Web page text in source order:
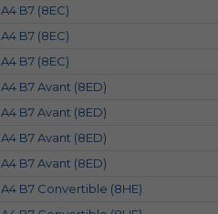
A4 B7 (8EC)
A4 B7 (8EC)
A4 B7 (8EC)
A4 B7 Avant (8ED)
A4 B7 Avant (8ED)
A4 B7 Avant (8ED)
A4 B7 Avant (8ED)
A4 B7 Convertible (8HE)